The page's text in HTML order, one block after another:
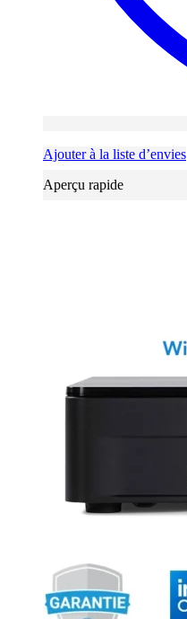
Ajouter à la liste d’envies
Aperçu rapide